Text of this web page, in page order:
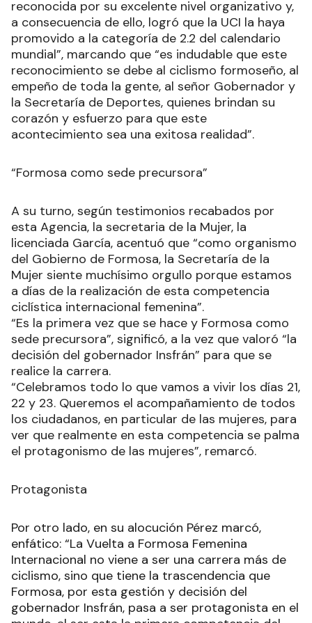
reconocida por su excelente nivel organizativo y,
a consecuencia de ello, logró que la UCI la haya
promovido a la categoría de 2.2 del calendario
mundial”, marcando que “es indudable que este
reconocimiento se debe al ciclismo formoseño, al
empeño de toda la gente, al señor Gobernador y
la Secretaría de Deportes, quienes brindan su
corazón y esfuerzo para que este
acontecimiento sea una exitosa realidad”.
“Formosa como sede precursora”
A su turno, según testimonios recabados por
esta Agencia, la secretaria de la Mujer, la
licenciada García, acentuó que “como organismo
del Gobierno de Formosa, la Secretaría de la
Mujer siente muchísimo orgullo porque estamos
a días de la realización de esta competencia
ciclística internacional femenina”.
“Es la primera vez que se hace y Formosa como
sede precursora”, significó, a la vez que valoró “la
decisión del gobernador Insfrán” para que se
realice la carrera.
“Celebramos todo lo que vamos a vivir los días 21,
22 y 23. Queremos el acompañamiento de todos
los ciudadanos, en particular de las mujeres, para
ver que realmente en esta competencia se palma
el protagonismo de las mujeres”, remarcó.
Protagonista
Por otro lado, en su alocución Pérez marcó,
enfático: “La Vuelta a Formosa Femenina
Internacional no viene a ser una carrera más de
ciclismo, sino que tiene la trascendencia que
Formosa, por esta gestión y decisión del
gobernador Insfrán, pasa a ser protagonista en el